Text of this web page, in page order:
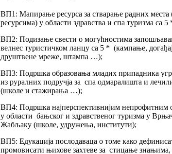
ВП1: Мапирање ресурса за стварање радних места
ресурсима) у области здравства и спа туризма са 5
ВП2: Подизање свести о могућностима
велнес туристичком ланцу са 5 * (кампање,
друштвене мреже, штампа …);
ВП3: Подршка образовања младих припадника
из руралних подручја за спа одмаралишта и
(школе и стажирања …);
ВП4: Подршка најперспективнијим непрофитним
у области бањског и здравственог туризма у
Жабљаку (школе, удружења, институти);
ВП5: Едукација послодаваца о томе како
промовисати њихове захтеве за стицање